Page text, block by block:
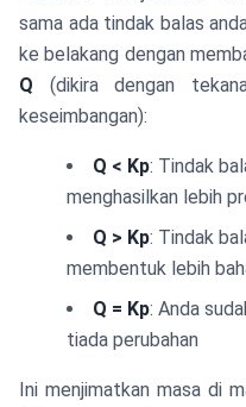
sama ada tindak balas
ke belakang dengan
Q (dikira dengan
keseimbangan):
Q < Kp: Tindak
menghasilkan lebih
Q > Kp: Tindak
membentuk lebih
Q = Kp: Anda
tiada perubahan
Ini menjimatkan masa di